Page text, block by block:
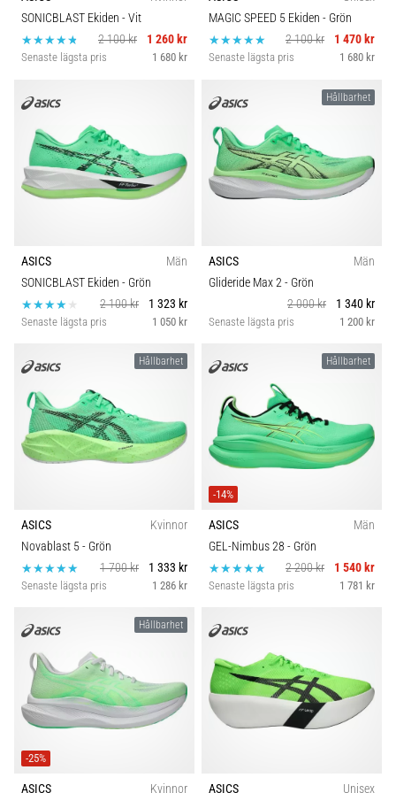
Hur
utförs
det
var
det…
6. 8. 2026
Löparknä:
Orsaker,
behandling
och
åtgärder
Löparknä,
även
känt
som
iliotibialbandssyndrom
ett
mycket
vanligt
hälsoproblem
löpare
drabbas
av.
Vad…
alla
artiklar
Hållbarhet
Carbon
SONICBLAST Ekiden - Vit
2 100 kr
1 260 kr
Senaste lägsta pris 1 680 kr
MAGIC SPEED 5 Ekiden - Grön
2 100 kr
1 470 kr
Senaste lägsta pris 1 680 kr
ASICS
Män
SONICBLAST Ekiden - Grön
2 100 kr
1 323 kr
Senaste lägsta pris 1 050 kr
Hållbarhet
ASICS
Män
Glideride Max 2- Grön
2 000 kr
1 340 kr
Senaste lägsta pris 1 200 kr
Hållbarhet
ASICS
Kvinnor
Novablast 5- Grön
1 700 kr
1 333 kr
Senaste lägsta pris 1 286 kr
Hållbarhet
-14%
ASICS
Män
GEL-Nimbus 28 - Grön
2 200 kr
1 540 kr
Senaste lägsta pris 1 781 kr
Hållbarhet
-25%
ASICS Kvinnor ASICS Unisex